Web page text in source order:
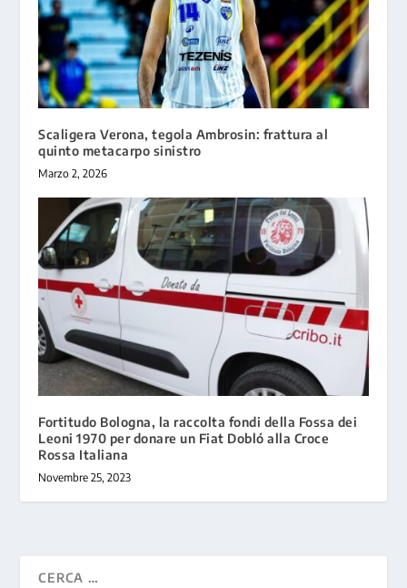
Scaligera Verona, tegola Ambrosin: frattura al
quinto metacarpo sinistro
Marzo 2, 2026
Fortitudo Bologna, la raccolta fondi della Fossa dei
Leoni 1970 per donare un Fiat Dobló alla Croce
Rossa Italiana
Novembre 25, 2023